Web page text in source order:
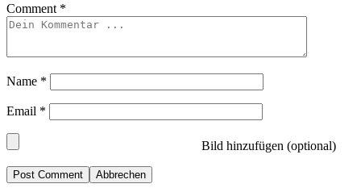
Comment *
Name *
Email *
Bild hinzufügen (optional)
Abbrechen